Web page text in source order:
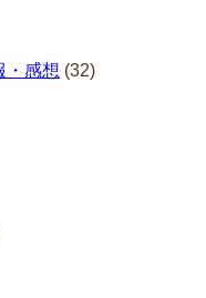
・感想 (32)